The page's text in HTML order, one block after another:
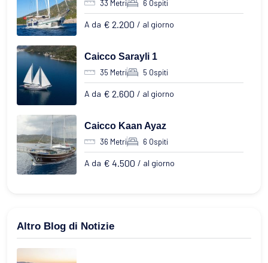
33 Metri 6 Ospiti
A da € 2.200 / al giorno
Caicco Sarayli 1
35 Metri 5 Ospiti
A da € 2.600 / al giorno
Caicco Kaan Ayaz
36 Metri 6 Ospiti
A da € 4.500 / al giorno
Altro Blog di Notizie